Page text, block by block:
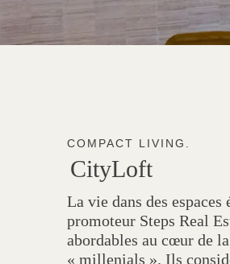
COMPACT LIVING.
CityLoft
La vie dans des
promoteur Steps Real
abordables au cœur de
« millenials ». Ils